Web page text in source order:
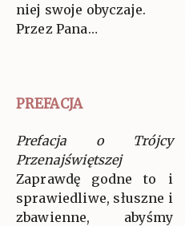
niej swoje obyczaje.
Przez Pana…
PREFACJA
Prefacja o Trójcy
Przenajświętszej
Zaprawdę godne to i
sprawiedliwe, słuszne i
zbawienne, abyśmy